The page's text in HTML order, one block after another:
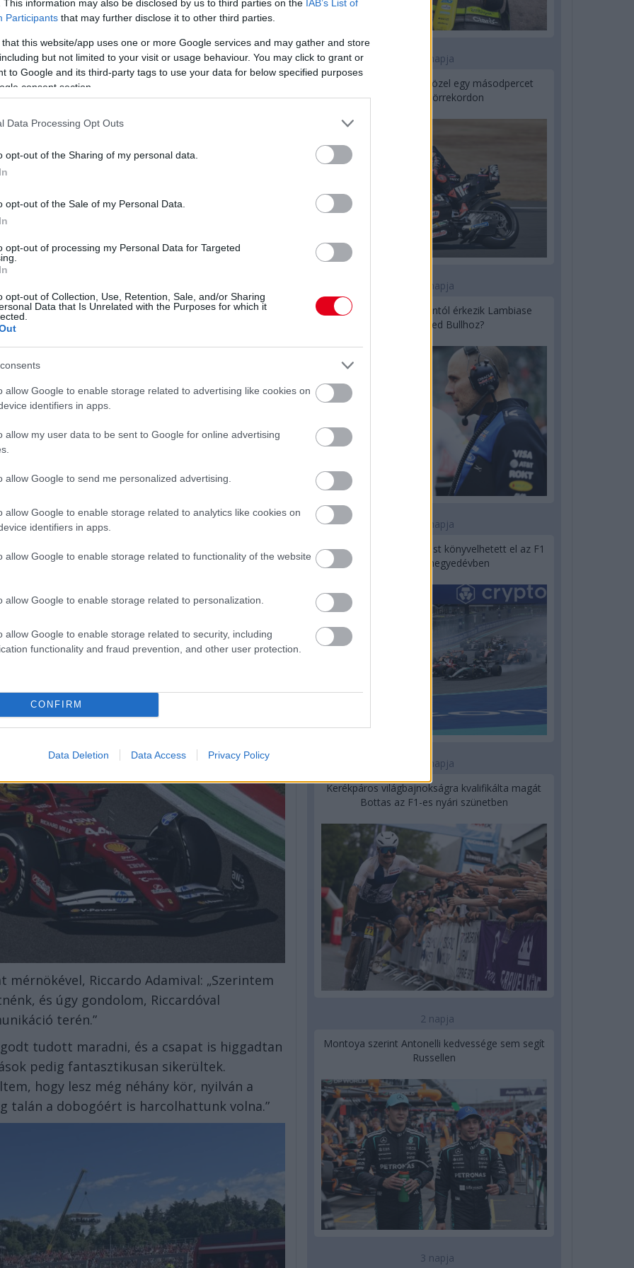
This information may also be disclosed by us to third parties on the IAB’s List of
Participants that may further disclose it to other third parties.
that this website/app uses one or more Google services and may gather and store
but not limited to your visit or usage behaviour. You may click to grant or
to Google and its third-party tags to use your data for below specified purposes
consent section.
Data Processing Opt Outs
opt-out of the Sharing of my personal data.
opt-out of the Sale of my Personal Data.
opt-out of processing my Personal Data for Targeted
opt-out of Collection, Use, Retention, Sale, and/or Sharing
Data that Is Unrelated with the Purposes for which it
allow Google to enable storage related to advertising like cookies on
identifiers in apps.
allow my user data to be sent to Google for online advertising
allow Google to send me personalized advertising.
allow Google to enable storage related to analytics like cookies on
identifiers in apps.
allow Google to enable storage related to functionality of the website
allow Google to enable storage related to personalization.
allow Google to enable storage related to security, including
functionality and fraud prevention, and other user protection.
CONFIRM
Data Deletion Data Access Privacy Policy
miért vannak ennyire messze az
csatáiról, amelyekben Albon és Gasly is
korábban is mondtam, ez egy olyan futam
bizony ki kellett könyökölni a helyet.”
azon túl is. Pierre esetében egyáltalán
az biztos, hogy határeset volt...” –
álló versenyző.
értékelt, hiszen a negyedik hellyel eddigi
„Egyáltalán nem számítottam erre.
hátulról indulva, de az autó remekül
a stratégiával, és hibátlanok voltak.”
Riccardo Adamival: „Szerintem
és úgy gondolom, Riccardóval
terén.”
tudott maradni, és a csapat is higgadtan
pedig fantasztikusan sikerültek.
hogy lesz még néhány kör, nyilván a
talán a dobogóért is harcolhattunk volna.”
1 napja
MotoGP: Bezzecchi közel egy másodpercet
javított a körrekordon
1 napja
Sajtó: Az Aston Martintól érkezik Lambiase
utódja a Red Bullhoz?
1 napja
Óriási bevétel-visszaesést könyvelhetett el az F1
a második negyedévben
2 napja
Kerékpáros világbajnokságra kvalifikálta magát
Bottas az F1-es nyári szünetben
2 napja
Montoya szerint Antonelli kedvessége sem segít
Russellen
3 napja